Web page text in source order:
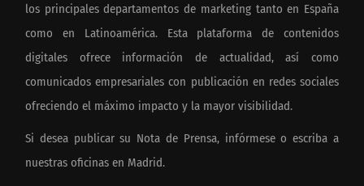
los principales departamentos de marketing tanto en España
como en Latinoamérica. Esta plataforma de contenidos
digitales ofrece información de actualidad, así como
comunicados empresariales con publicación en redes sociales
ofreciendo el máximo impacto y la mayor visibilidad.
Si desea publicar su Nota de Prensa, infórmese o escriba a
nuestras oficinas en Madrid.